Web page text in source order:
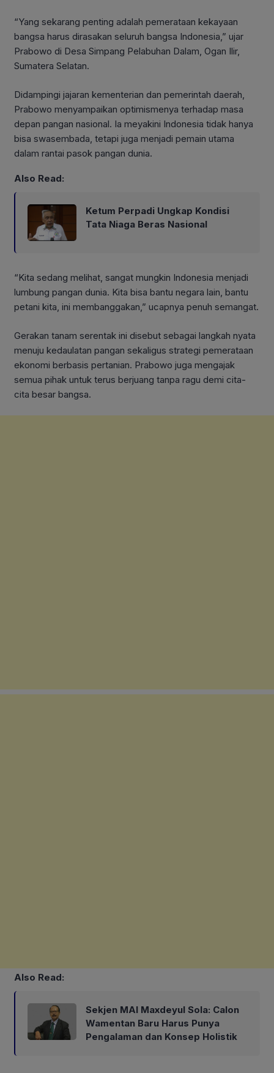
“Yang sekarang penting adalah pemerataan kekayaan
bangsa harus dirasakan seluruh bangsa Indonesia,” ujar
Prabowo di Desa Simpang Pelabuhan Dalam, Ogan Ilir,
Sumatera Selatan.
Didampingi jajaran kementerian dan pemerintah daerah,
Prabowo menyampaikan optimismenya terhadap masa
depan pangan nasional. Ia meyakini Indonesia tidak hanya
bisa swasembada, tetapi juga menjadi pemain utama
dalam rantai pasok pangan dunia.
Also Read:
Ketum Perpadi Ungkap Kondisi
Tata Niaga Beras Nasional
“Kita sedang melihat, sangat mungkin Indonesia menjadi
lumbung pangan dunia. Kita bisa bantu negara lain, bantu
petani kita, ini membanggakan,” ucapnya penuh semangat.
Gerakan tanam serentak ini disebut sebagai langkah nyata
menuju kedaulatan pangan sekaligus strategi pemerataan
ekonomi berbasis pertanian. Prabowo juga mengajak
semua pihak untuk terus berjuang tanpa ragu demi cita-
cita besar bangsa.
Also Read:
Sekjen MAI Maxdeyul Sola: Calon
Wamentan Baru Harus Punya
Pengalaman dan Konsep Holistik